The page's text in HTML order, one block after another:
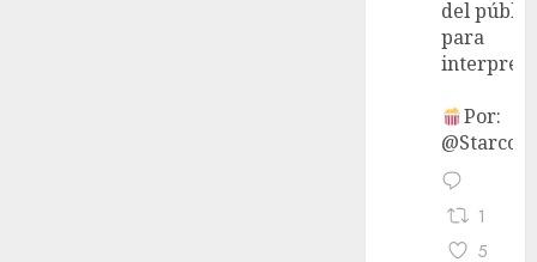
del
para
Por:
1
5